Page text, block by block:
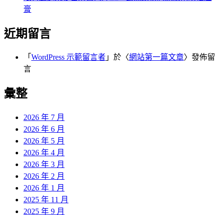
膏
近期留言
「 WordPress 示範留言者 」於〈網站第一篇文章〉發佈留
言
彙整
2026 年 7 月
2026 年 6 月
2026 年 5 月
2026 年 4 月
2026 年 3 月
2026 年 2 月
2026 年 1 月
2025 年 11 月
2025 年 9 月